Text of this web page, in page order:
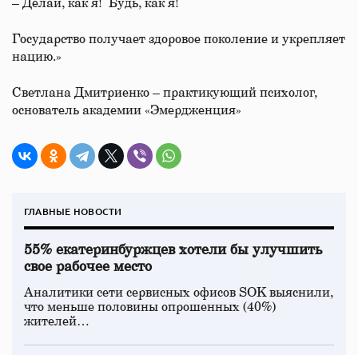
– Делай, как я! Будь, как я!
Государство получает здоровое поколение и укрепляет
нацию.»
Светлана Дмитриенко – практикующий психолог,
основатель академии «Эмердженция»
ГЛАВНЫЕ НОВОСТИ
55% екатеринбуржцев хотели бы улучшить
свое рабочее место
Аналитики сети сервисных офисов SOK выяснили,
что меньше половины опрошенных (40%)
жителей…